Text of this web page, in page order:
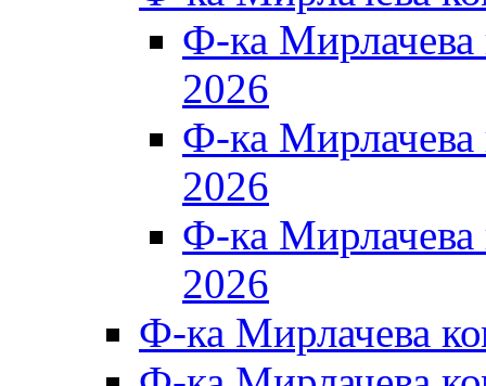
Ф-ка
2026
Ф-ка
2026
Ф-ка
2026
Ф-ка Мирлачева